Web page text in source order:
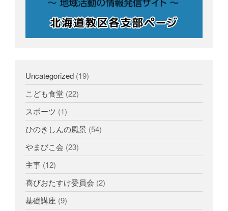
Uncategorized (19)
こども食堂 (22)
スポーツ (1)
ひのきしんの風景 (54)
やまびこ会 (23)
主事 (12)
喜びおたすけ委員会 (2)
基礎講座 (9)